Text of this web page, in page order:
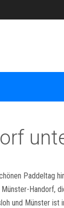
Paddeltag
Handorf,
und Münster